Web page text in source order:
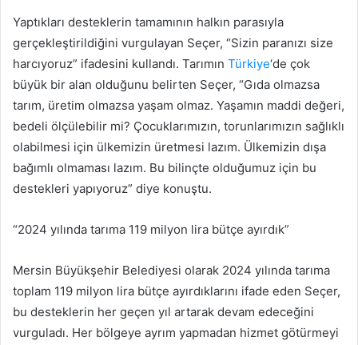
Yaptıkları desteklerin tamamının halkın parasıyla
gerçekleştirildiğini vurgulayan Seçer, “Sizin paranızı size
harcıyoruz” ifadesini kullandı. Tarımın Türkiye‘de çok
büyük bir alan olduğunu belirten Seçer, “Gıda olmazsa
tarım, üretim olmazsa yaşam olmaz. Yaşamın maddi değeri,
bedeli ölçülebilir mi? Çocuklarımızın, torunlarımızın sağlıklı
olabilmesi için ülkemizin üretmesi lazım. Ülkemizin dışa
bağımlı olmaması lazım. Bu bilinçte olduğumuz için bu
destekleri yapıyoruz” diye konuştu.
“2024 yılında tarıma 119 milyon lira bütçe ayırdık”
Mersin Büyükşehir Belediyesi olarak 2024 yılında tarıma
toplam 119 milyon lira bütçe ayırdıklarını ifade eden Seçer,
bu desteklerin her geçen yıl artarak devam edeceğini
vurguladı. Her bölgeye ayrım yapmadan hizmet götürmeyi